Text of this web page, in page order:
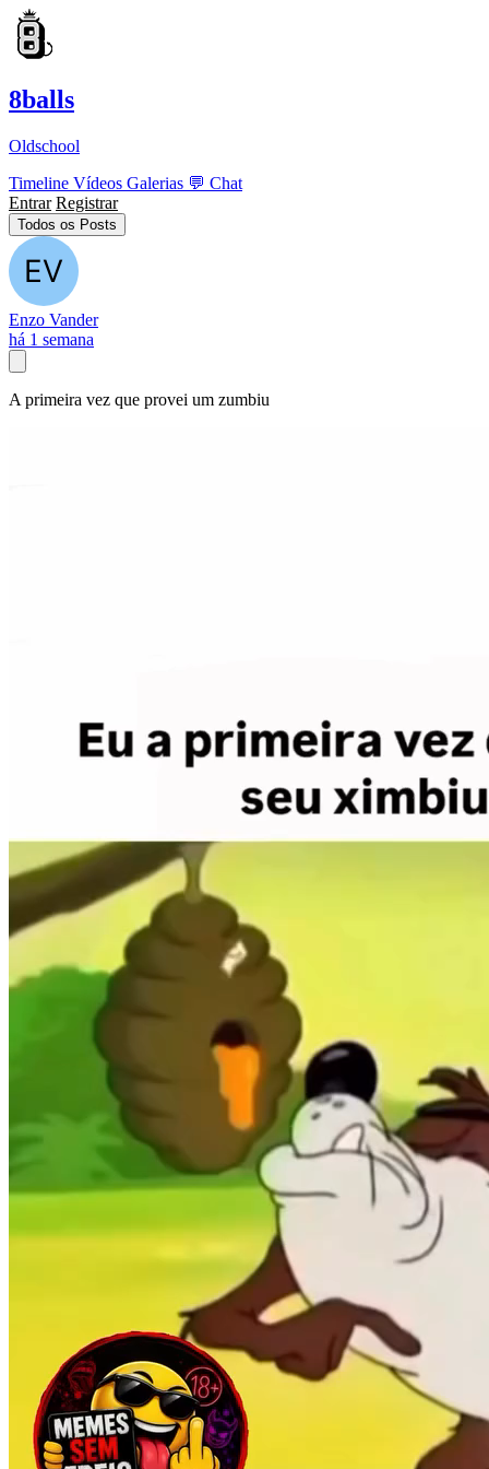
8balls
Oldschool
Timeline Vídeos Galerias 💬 Chat
Entrar Registrar
Todos os Posts
Enzo Vander
há 1 semana
A primeira vez que provei um zumbiu